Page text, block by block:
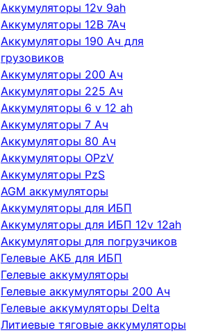
Аккумуляторы 12v 9ah
Аккумуляторы 12В 7Ач
Аккумуляторы 190 Ач для
грузовиков
Аккумуляторы 200 Ач
Аккумуляторы 225 Ач
Аккумуляторы 6 v 12 ah
Аккумуляторы 7 Ач
Аккумуляторы 80 Ач
Аккумуляторы OPzV
Аккумуляторы PzS
AGM аккумуляторы
Аккумуляторы для ИБП
Аккумуляторы для ИБП 12v 12ah
Аккумуляторы для погрузчиков
Гелевые АКБ для ИБП
Гелевые аккумуляторы
Гелевые аккумуляторы 200 Ач
Гелевые аккумуляторы Delta
Литиевые тяговые аккумуляторы